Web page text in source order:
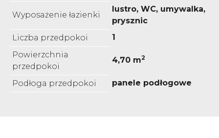
Wyposażenie łazienki
lustro, WC, umywalka,
prysznic
Liczba przedpokoi
1
Powierzchnia
przedpokoi
4,70 m2
Podłoga przedpokoi panele podłogowe